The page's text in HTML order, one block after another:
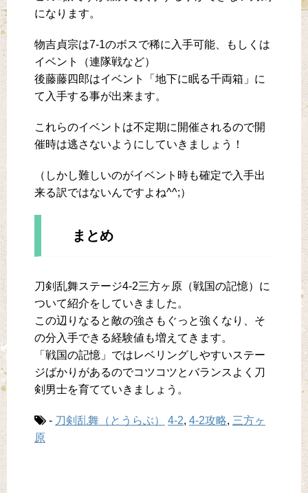
になります。
物吉貞宗は7-1のボスで稀に入手可能、もしくは
イベント（連隊戦など）
後藤藤四郎はイベント「地下に眠る千両箱」に
て入手する事が出来ます。
これらのイベントは不定期に開催されるので開
催時は逃さないようにしていきましょう！
（しかし難しいのがイベント時も確定で入手出
来る訳ではないんですよね^^;）
まとめ
刀剣乱舞ステージ4-2三方ヶ原（戦国の記憶）に
ついて紹介をしていきました。
この辺りなると敵の強さもぐっと強くなり、そ
の分入手できる経験値も増えてきます。
「戦国の記憶」ではレベリングしやすいステー
ジばかりがあるのでコツコツとバランスよく刀
剣男士を育てていきましょう。
- 刀剣乱舞（とうらぶ） 4-2, 4-2攻略, 三方ヶ
原